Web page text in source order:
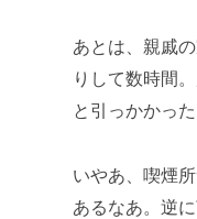
あとは、親戚
りして数時間
と引っかかっ
いやあ、喫煙
あるなあ。逆